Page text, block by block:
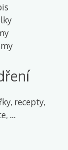
recepty,
…